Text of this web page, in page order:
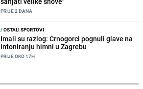
PRIJE 2 DANA
/OSTALI SPORTOVI
Imali su razlog: Crnogorci pognuli glave na
intoniranju himni u Zagrebu
PRIJE OKO 17H